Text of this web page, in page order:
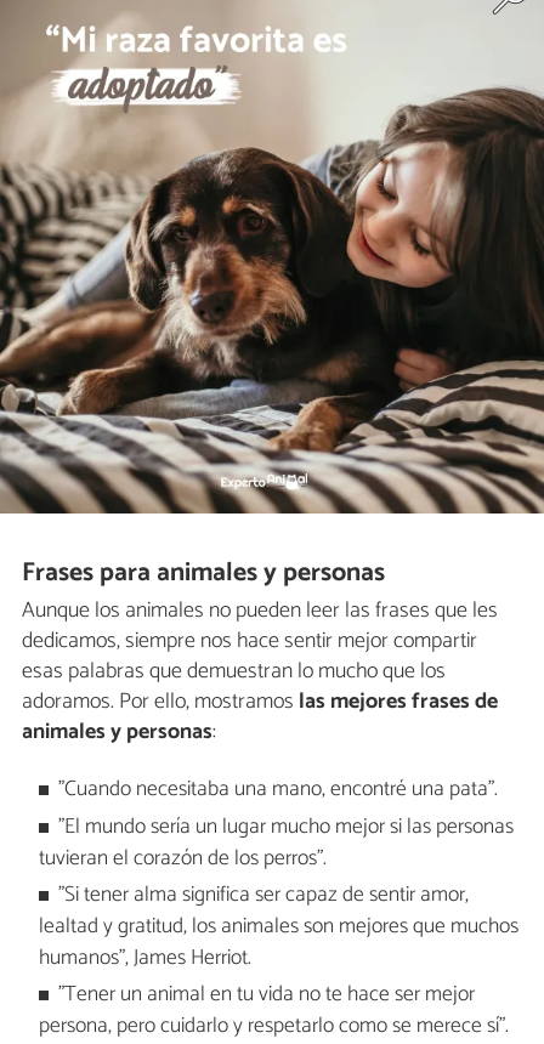
Frases para animales y personas
Aunque los animales no pueden leer las frases que les
dedicamos, siempre nos hace sentir mejor compartir
esas palabras que demuestran lo mucho que los
adoramos. Por ello, mostramos las mejores frases de
animales y personas:
"Cuando necesitaba una mano, encontré una pata".
"El mundo sería un lugar mucho mejor si las personas
tuvieran el corazón de los perros".
"Si tener alma significa ser capaz de sentir amor,
lealtad y gratitud, los animales son mejores que muchos
humanos", James Herriot.
"Tener un animal en tu vida no te hace ser mejor
persona, pero cuidarlo y respetarlo como se merece sí".